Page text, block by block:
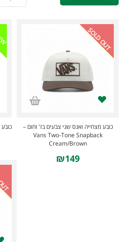
SOLD OUT
כובע מצחייה ואנס שני צבעים בז' וחום –
Vans Two-Tone Snapback
Cream/Brown
₪149